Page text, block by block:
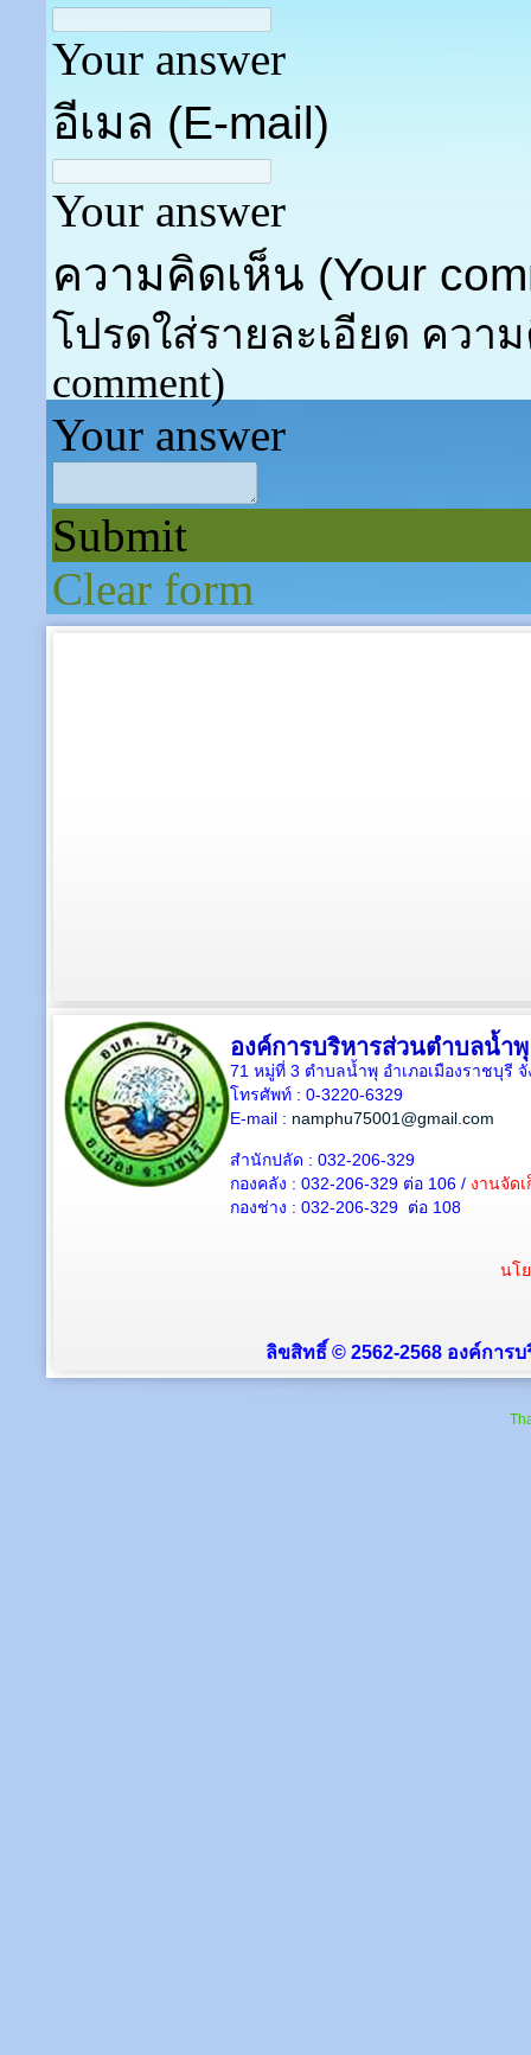
องค์การบริหารส่วนตำบลน้ำพุ
71 หมู่ที่ 3 ตำบลน้ำพุ อำเภอเมืองราชบุรี
โทรศัพท์ : 0-3220-6329
E-mail : namphu75001@gmail.com
สำนักปลัด : 032-206-329
กองคลัง : 032-206-329 ต่อ 106 / งานจัด
กองช่าง : 032-206-329 ต่อ 108
นโ
ลิขสิทธิ์ © 2562-2568 องค์การ